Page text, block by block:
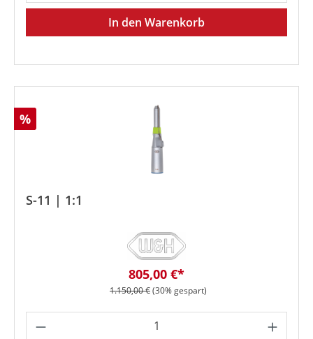
In den Warenkorb
Rabatt
%
S-11 | 1:1
Verkaufspreis:
805,00 €*
Regulärer Preis:
1.150,00 €(30% gespart)
Produkt Anzahl: Gib den